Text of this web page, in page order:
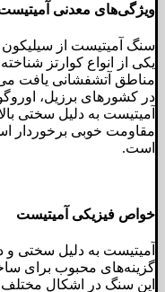
ویژگی‌های معدنی
سنگ آمیتیست از
یکی از انواع کوارتز
مناطق آتشفشانی یافت
در کشورهای برزیل،
مقاومت خوبی برخوردار
است.
خواص فیزیکی آمیتیست
آمیتیست به دلیل سختی و
گزینه‌های محبوب برای
این سنگ در اشکال